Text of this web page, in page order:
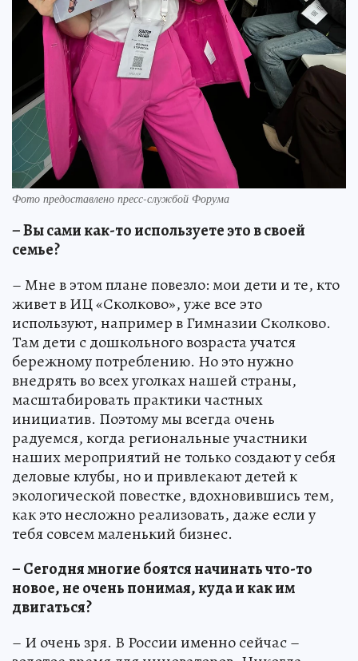
Фото предоставлено пресс-службой Форума
– Вы сами как-то используете это в своей
семье?
– Мне в этом плане повезло: мои дети и те, кто
живет в ИЦ «Сколково», уже все это
используют, например в Гимназии Сколково.
Там дети с дошкольного возраста учатся
бережному потреблению. Но это нужно
внедрять во всех уголках нашей страны,
масштабировать практики частных
инициатив. Поэтому мы всегда очень
радуемся, когда региональные участники
наших мероприятий не только создают у себя
деловые клубы, но и привлекают детей к
экологической повестке, вдохновившись тем,
как это несложно реализовать, даже если у
тебя совсем маленький бизнес.
– Сегодня многие боятся начинать что-то
новое, не очень понимая, куда и как им
двигаться?
– И очень зря. В России именно сейчас –